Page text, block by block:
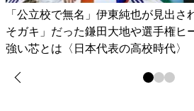
「公立校で無名」伊東純也が見出さ
そガキ」だった鎌田大地や選手権ヒ
強い芯とは〈日本代表の高校時代〉